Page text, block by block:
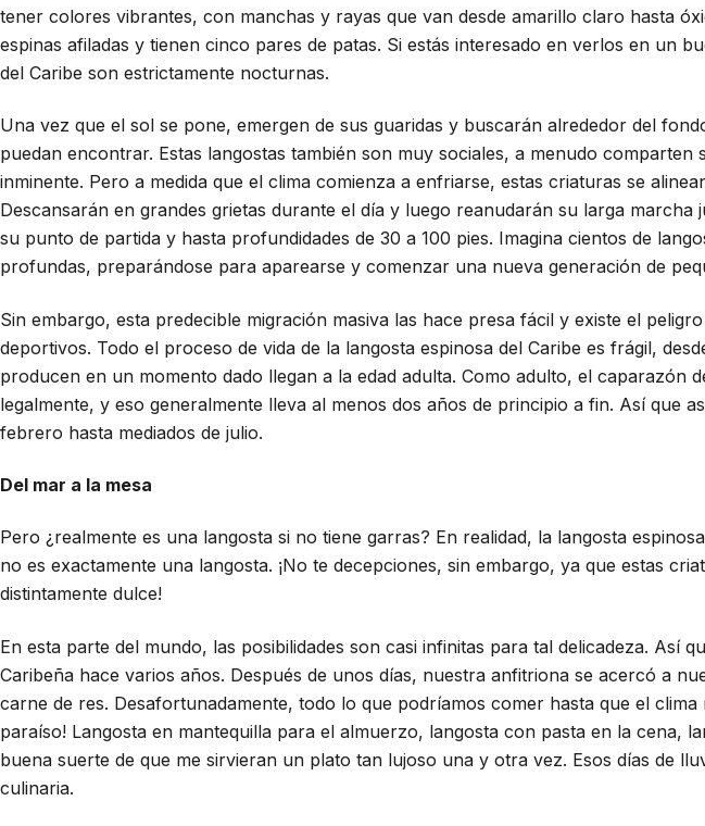
tener colores vibrantes, con manchas y rayas que van desde amarillo claro hasta
espinas afiladas y tienen cinco pares de patas. Si estás interesado en verlos en un
del Caribe son estrictamente nocturnas.
Una vez que el sol se pone, emergen de sus guaridas y buscarán alrededor del
puedan encontrar. Estas langostas también son muy sociales, a menudo
inminente. Pero a medida que el clima comienza a enfriarse, estas criaturas se
Descansarán en grandes grietas durante el día y luego reanudarán su larga
su punto de partida y hasta profundidades de 30 a 100 pies. Imagina cientos de
profundas, preparándose para aparearse y comenzar una nueva generación de
Sin embargo, esta predecible migración masiva las hace presa fácil y existe el
deportivos. Todo el proceso de vida de la langosta espinosa del Caribe es frágil,
producen en un momento dado llegan a la edad adulta. Como adulto, el caparazón
legalmente, y eso generalmente lleva al menos dos años de principio a fin. Así que
febrero hasta mediados de julio.
Del mar a la mesa
Pero ¿realmente es una langosta si no tiene garras? En realidad, la langosta
no es exactamente una langosta. ¡No te decepciones, sin embargo, ya que estas
distintamente dulce!
En esta parte del mundo, las posibilidades son casi infinitas para tal delicadeza. Así
Caribeña hace varios años. Después de unos días, nuestra anfitriona se acercó a
carne de res. Desafortunadamente, todo lo que podríamos comer hasta que el
paraíso! Langosta en mantequilla para el almuerzo, langosta con pasta en la cena,
buena suerte de que me sirvieran un plato tan lujoso una y otra vez. Esos días de
culinaria.